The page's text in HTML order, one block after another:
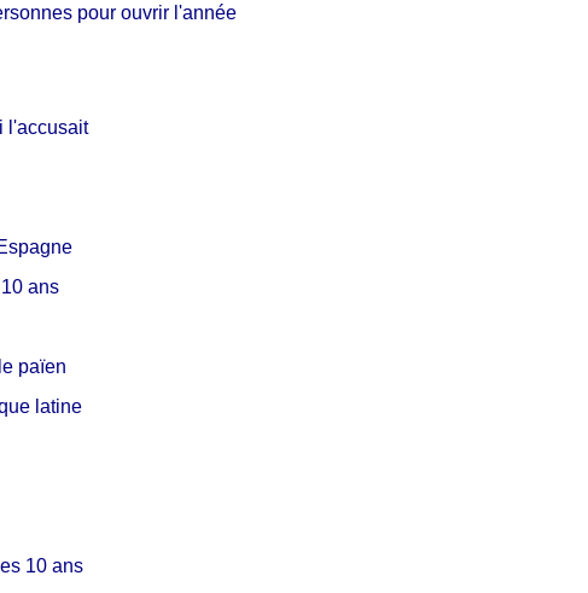
pour ouvrir l'année
l'accusait
ans
païen
latine
10 ans